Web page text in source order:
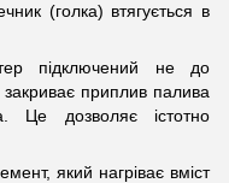
(голка) втягується в
підключений не до
приплив палива
Це дозволяє істотно
який нагріває вміст